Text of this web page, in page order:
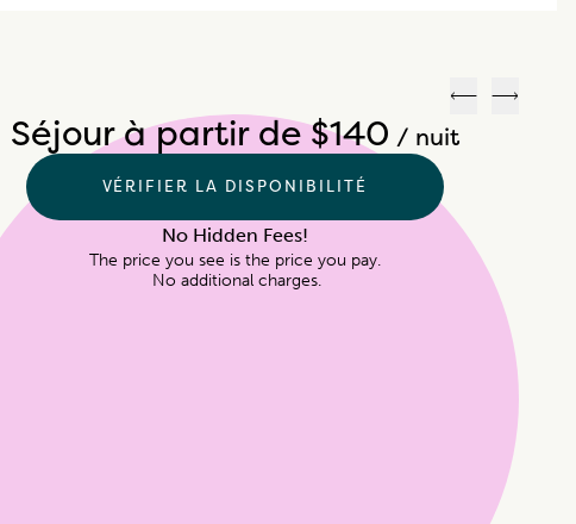
Séjour à partir de $140 / nuit
VÉRIFIER LA DISPONIBILITÉ
No Hidden Fees!
The price you see is the price you pay.
No additional charges.